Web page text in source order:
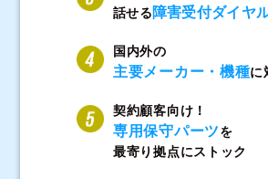
話せる障害受付ダイヤ
国内外の
主要メーカー・機種に
契約顧客向け！
専用保守パーツを
最寄り拠点にストック